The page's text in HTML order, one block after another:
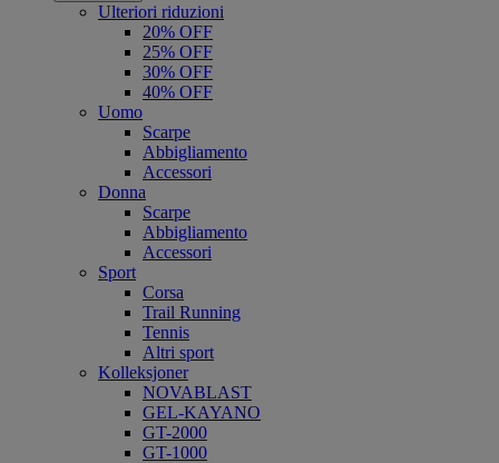
Ulteriori riduzioni
20% OFF
25% OFF
30% OFF
40% OFF
Uomo
Scarpe
Abbigliamento
Accessori
Donna
Scarpe
Abbigliamento
Accessori
Sport
Corsa
Trail Running
Tennis
Altri sport
Kolleksjoner
NOVABLAST
GEL-KAYANO
GT-2000
GT-1000